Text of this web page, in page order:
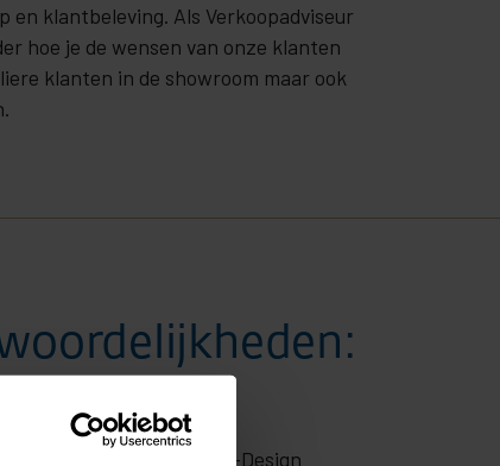
en klantbeleving. Als Verkoopadviseur
hoe je de wensen van onze klanten
klanten in de showroom maar ook
& inspireren
in het nieuwe KPS MAX-Design